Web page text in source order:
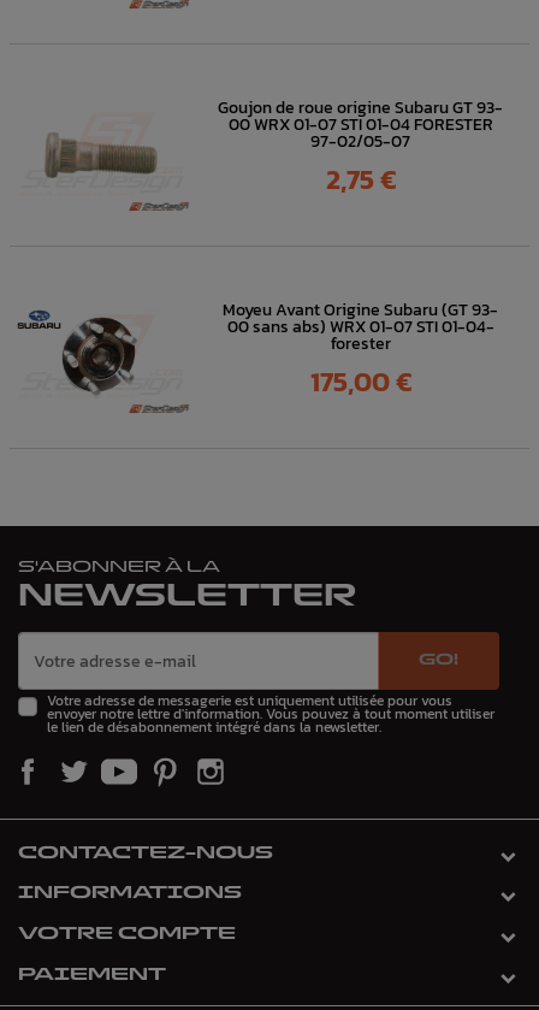
Goujon de roue origine Subaru GT 93-
00 WRX 01-07 STI 01-04 FORESTER
97-02/05-07
Prix
2,75 €
Moyeu Avant Origine Subaru (GT 93-
00 sans abs) WRX 01-07 STI 01-04-
forester
Prix
175,00 €
S'ABONNER À LA
NEWSLETTER
GO!
Votre adresse de messagerie est uniquement utilisée pour vous
envoyer notre lettre d'information. Vous pouvez à tout moment utiliser
le lien de désabonnement intégré dans la newsletter.
CONTACTEZ-NOUS
INFORMATIONS
VOTRE COMPTE
PAIEMENT